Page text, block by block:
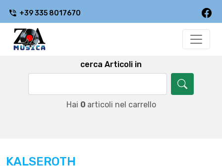
+39 335 8017670
cerca Articoli in
Hai 0 articoli nel carrello
KALSEROTH